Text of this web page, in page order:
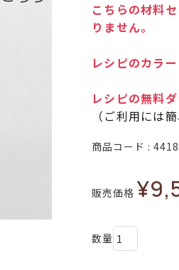
こちらの材料
りません。
レシピのカラ
レシピの無料
（ご利用には
商品コード
販売価格 ¥